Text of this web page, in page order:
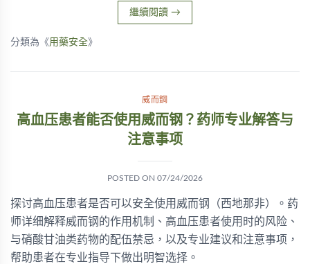
繼續閱讀 →
分類為《用藥安全》
威而鋼
高血压患者能否使用威而钢？药师专业解答与
注意事项
POSTED ON 07/24/2026
探讨高血压患者是否可以安全使用威而钢（西地那非）。药
师详细解释威而钢的作用机制、高血压患者使用时的风险、
与硝酸甘油类药物的配伍禁忌，以及专业建议和注意事项，
帮助患者在专业指导下做出明智选择。